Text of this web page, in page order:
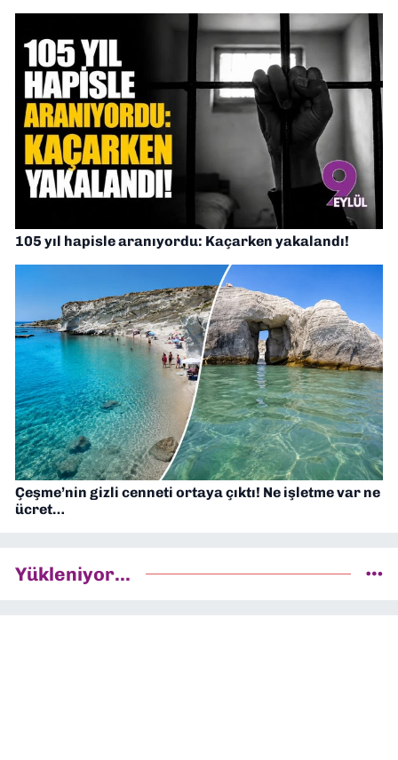
105 yıl hapisle aranıyordu: Kaçarken yakalandı!
Çeşme’nin gizli cenneti ortaya çıktı! Ne işletme var ne
ücret…
Yükleniyor...